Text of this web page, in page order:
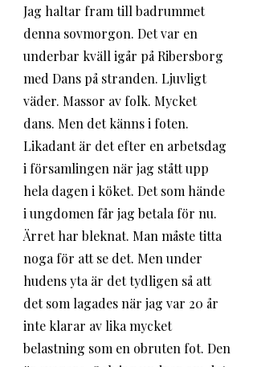
Jag haltar fram till badrummet
denna sovmorgon. Det var en
underbar kväll igår på Ribersborg
med Dans på stranden. Ljuvligt
väder. Massor av folk. Mycket
dans. Men det känns i foten.
Likadant är det efter en arbetsdag
i församlingen när jag stått upp
hela dagen i köket. Det som hände
i ungdomen får jag betala för nu.
Ärret har bleknat. Man måste titta
noga för att se det. Men under
hudens yta är det tydligen så att
det som lagades när jag var 20 år
inte klarar av lika mycket
belastning som en obruten fot. Den